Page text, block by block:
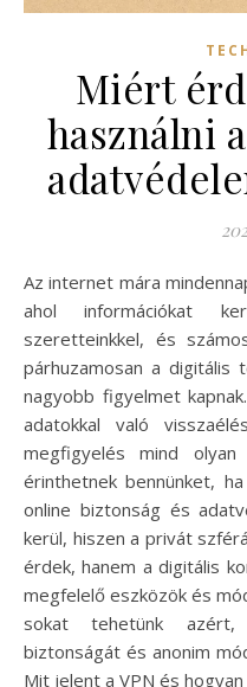
Miért
használni
Az internet mára mindennapi életünk szerves részévé vált,
ahol információkat
szeretteinkkel, és
párhuzamosan a
nagyobb figyelmet
adatokkal való
megfigyelés mind olyan
érinthetnek bennünket,
online biztonság és
kerül, hiszen a privát
érdek, hanem a digitális
megfelelő eszközök és
sokat tehetünk azért,
biztonságát és anonim
Mit jelent a VPN és